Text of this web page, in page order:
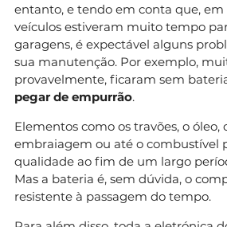
entanto, e tendo em conta que, em
veículos estiveram muito tempo
garagens, é expectável alguns
sua manutenção. Por exemplo,
provavelmente, ficaram sem
pegar de empurrão.
Elementos como os travões, o óleo,
embraiagem ou até o combustível
qualidade ao fim de um largo
Mas a bateria é, sem dúvida, o
resistente à passagem do tempo.